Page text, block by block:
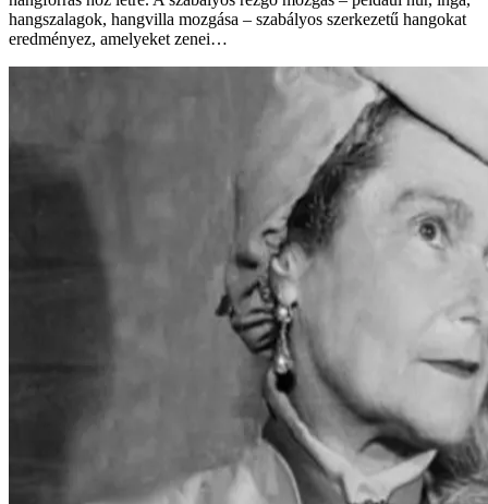
hangszalagok, hangvilla mozgása – szabályos szerkezetű hangokat
eredményez, amelyeket zenei…